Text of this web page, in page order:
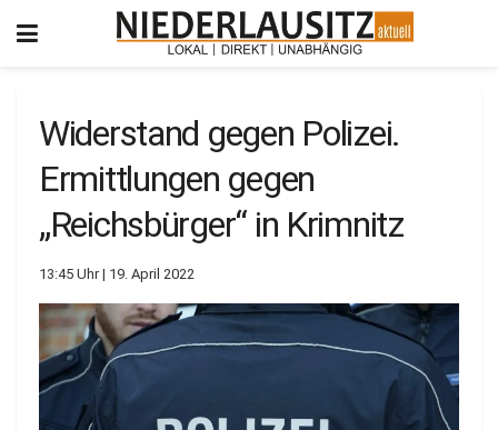
Widerstand gegen Polizei.
Ermittlungen gegen
„Reichsbürger“ in Krimnitz
13:45 Uhr | 19. April 2022